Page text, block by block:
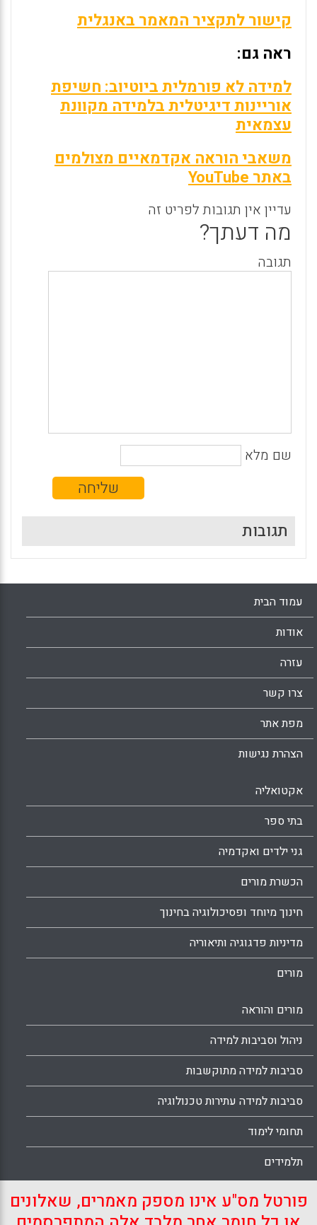
קישור לתקציר המאמר באנגלית
ראה גם:
למידה לא פורמלית ביוטיוב: חשיפת
אוריינות דיגיטלית בלמידה מקוונת
עצמאית
משאבי הוראה אקדמאיים מצולמים
באתר YouTube
עדיין אין תגובות לפריט זה
מה דעתך?
תגובה
שם מלא
תגובות
עמוד הבית
אודות
עזרה
צרו קשר
מפת אתר
הצהרת נגישות
אקטואליה
בתי ספר
גני ילדים ואקדמיה
הכשרת מורים
חינוך מיוחד ופסיכולוגיה בחינוך
מדיניות פדגוגיה ותיאוריה
מורים
מורים והוראה
ניהול וסביבות למידה
סביבות למידה מתוקשבות
סביבות למידה עתירות טכנולוגיה
תחומי לימוד
תלמידים
פורטל מס"ע אינו מספק מאמרים, שאלונים